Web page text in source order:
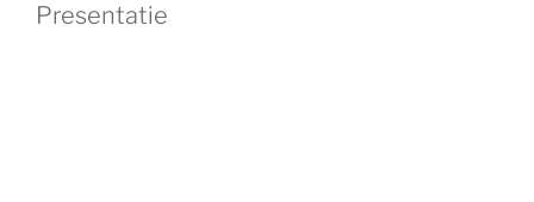
Presentatie